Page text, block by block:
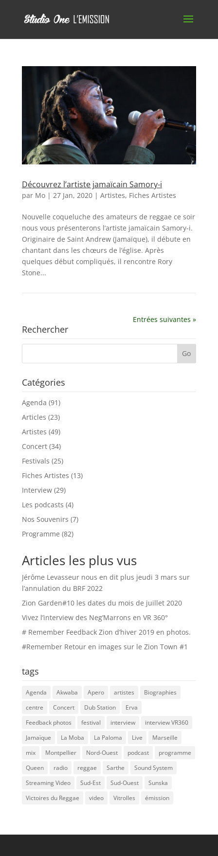
Découvrez l’artiste jamaïcain Samory-i
par Mo| 27 Jan, 2020| Artistes, Fiches Artistes
Nouvelle coqueluche des amateurs de reggae ce soir
nous vous présenterons l’artiste jamaïcain Samory-i.
Originaire de Saint Andrew (Jamaïque), il débute en
chantant dans les chœurs de l’église. Après
quelques début compliqués, il rencontre Rory
Stone...
Entrées suivantes »
Rechercher
Catégories
Agenda (91)
Articles (23)
Artistes (49)
Concert(34)
Festivals (25)
Fiches Artistes (13)
Interview(29)
Les podcasts (4)
Nos Souvenirs (7)
Programme (82)
Articles les plus vus
Jérôme Levasseur nous en dit plus jeudi 3 mars sur
l’annulation du BRF 2022
Zion Garden#10 les dates du mois de juillet 2020
Vivez l’interview des Neg’Marrons en VR 360°
# Remember Feedback Zion d’hiver 2019 en photos.
#Remember Retour en images sur le Zion Town #1
tags
Agenda Akwaba Apero artistes
Biographies
centre
Concert Dub Station
Erva
Feedback photos
festival interview
interview VR360
Jamaïque
La Moba La Paloma Live
Marseille
mix
Montpellier Nord-Ouest podcast
programme
Queen
radio reggae Sarthe
Sound System
Streaming Video
Sud-Est Sud-Ouest
Sunska
Victoires du Reggae
video Vitrolles émission